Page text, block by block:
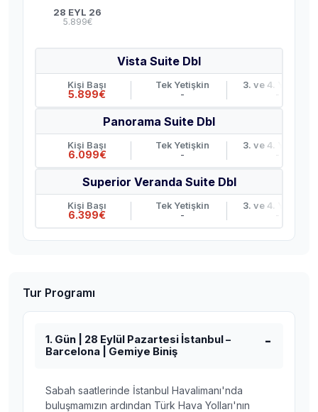
28 EYL 26
5.899€
Vista Suite Dbl
Kişi Başı
5.899€
Tek Yetişkin
-
3. ve 4. Yetişkin
-
Panorama Suite Dbl
Kişi Başı
6.099€
Tek Yetişkin
-
3. ve 4. Yetişkin
-
Superior Veranda Suite Dbl
Kişi Başı
6.399€
Tek Yetişkin
-
3. ve 4. Yetişkin
-
Tur Programı
1. Gün | 28 Eylül Pazartesi İstanbul –
Barcelona | Gemiye Biniş
Sabah saatlerinde İstanbul Havalimanı'nda
buluşmamızın ardından Türk Hava Yolları'nın